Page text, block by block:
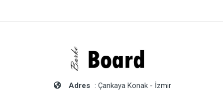
Adres : Çankaya Konak - İzmir